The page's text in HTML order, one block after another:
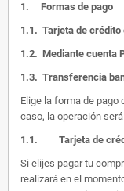
1. Formas de pago
1.1. Tarjeta de crédito
1.2. Mediante cuenta
1.3. Transferencia
Elige la forma de pago
caso, la operación
1.1. Tarjeta de
Si elijes pagar tu
realizará en el